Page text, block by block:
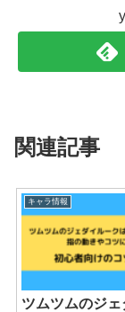
関連記事
キャラ情報
ツムツムのジ